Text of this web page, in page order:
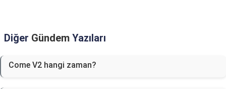
Diğer Gündem Yazıları
Come V2 hangi zaman?